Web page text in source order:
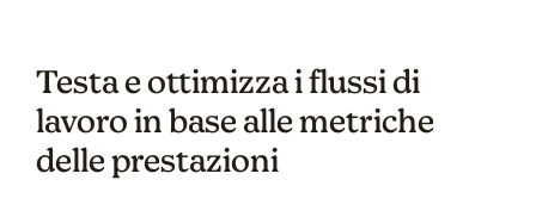
Testa e ottimizza i flussi di
lavoro in base alle metriche
delle prestazioni